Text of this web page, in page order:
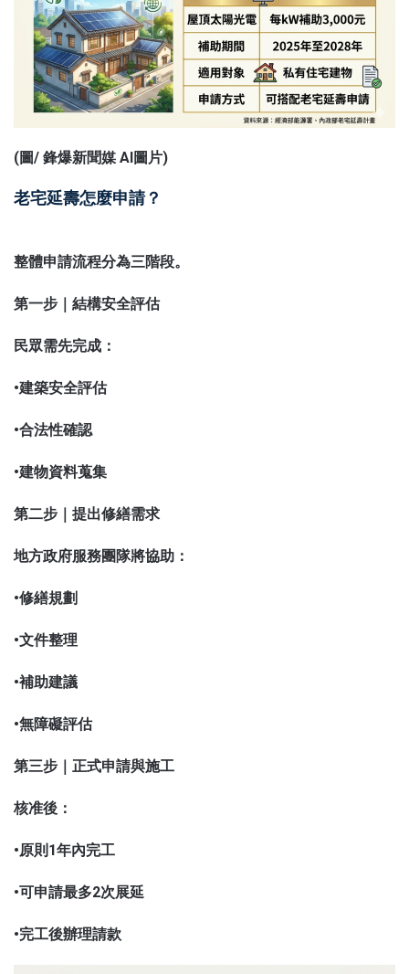
(圖/ 鋒爆新聞媒 AI圖片)
老宅延壽怎麼申請？
整體申請流程分為三階段。
第一步｜結構安全評估
民眾需先完成：
•建築安全評估
•合法性確認
•建物資料蒐集
第二步｜提出修繕需求
地方政府服務團隊將協助：
•修繕規劃
•文件整理
•補助建議
•無障礙評估
第三步｜正式申請與施工
核准後：
•原則1年內完工
•可申請最多2次展延
•完工後辦理請款